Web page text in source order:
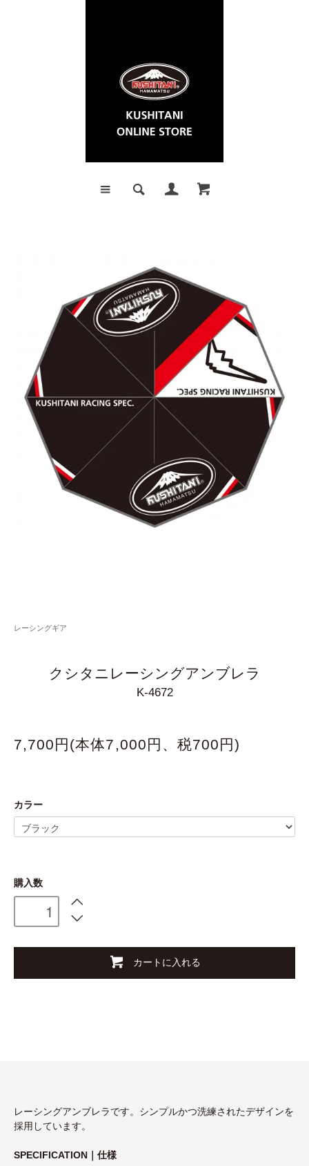
レーシングギア
クシタニレーシングアンブレラ
K-4672
7,700円(本体7,000円、税700円)
カラー
購入数
カートに入れる
レーシングアンブレラです。シンプルかつ洗練されたデザインを
採用しています。
SPECIFICATION｜仕様